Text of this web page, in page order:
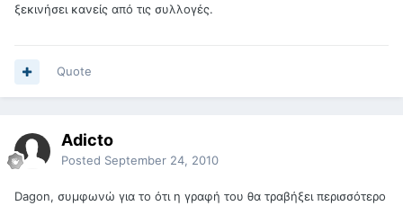
ξεκινήσει κανείς από τις συλλογές.
Quote
Adicto
Posted September 24, 2010
Dagon, συμφωνώ για το ότι η γραφή του θα τραβήξει περισσότερο